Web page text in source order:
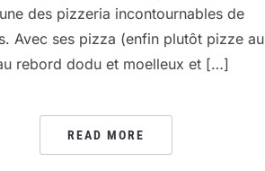
des pizzeria incontournables de
Avec ses pizza (enfin plutôt pizze au
rebord dodu et moelleux et […]
READ MORE